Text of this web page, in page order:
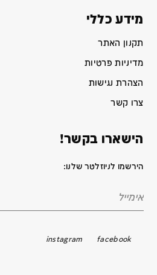
מידע כללי
תקנון האתר
מדיניות פרטיות
הצהרת נגישות
צרו קשר
הישארו בקשר!
הירשמו לניוזלטר שלנו:
facebook
instagram